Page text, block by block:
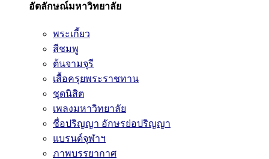
อัตลักษณ์มหาวิทยาลัย
พระเกี้ยว
สีชมพู
ต้นจามจุรี
เสื้อครุยพระราชทาน
ชุดนิสิต
เพลงมหาวิทยาลัย
ชื่อปริญญา อักษรย่อปริญญา
แบรนด์จุฬาฯ
ภาพบรรยากาศ